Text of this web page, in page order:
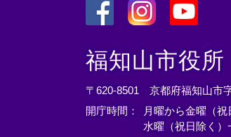
外
部
リ
ン
ク
外
部
リ
ン
ク
外
部
リ
ン
ク
＞
福知山市役所
〒620-8501 京都府福知山市
開庁時間： 月曜から金曜（祝
水曜（祝日除く